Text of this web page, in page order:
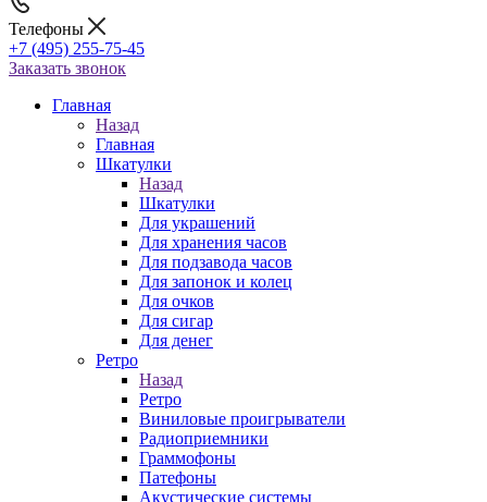
Телефоны
+7 (495) 255-75-45
Заказать звонок
Главная
Назад
Главная
Шкатулки
Назад
Шкатулки
Для украшений
Для хранения часов
Для подзавода часов
Для запонок и колец
Для очков
Для сигар
Для денег
Ретро
Назад
Ретро
Виниловые проигрыватели
Радиоприемники
Граммофоны
Патефоны
Акустические системы